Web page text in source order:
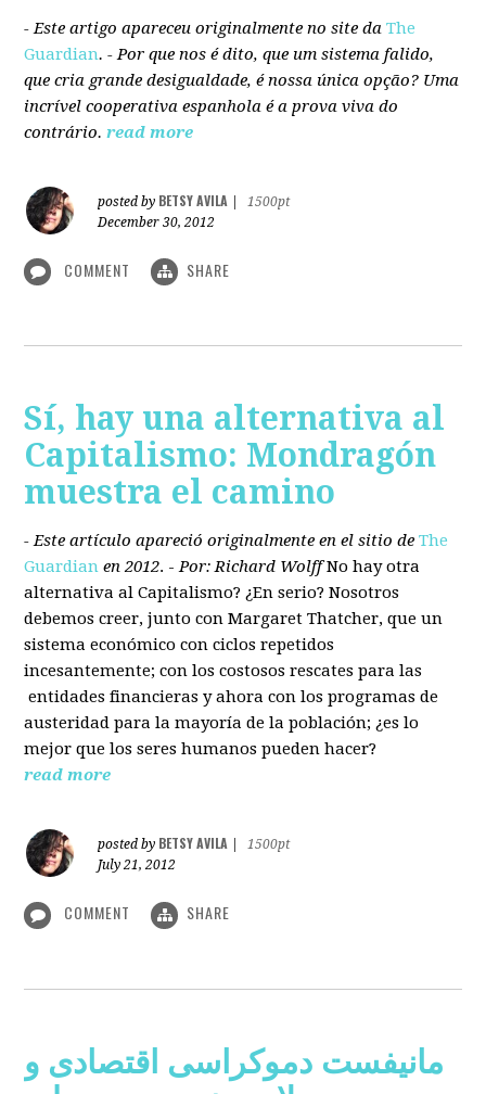
- Este artigo apareceu originalmente no site daThe
Guardian. - Por que nos é dito, que um sistema falido,
que cria grande desigualdade, é nossa única opção? Uma
incrível cooperativa espanhola é a prova viva do
contrário. read more
posted by BETSY AVILA
1500pt
December 30, 2012
COMMENT SHARE
Sí, hay una alternativa al
Capitalismo: Mondragón
muestra el camino
- Este artículo apareció originalmente en el sitio deThe
Guardian en 2012. - Por: Richard Wolff No hay otra
alternativa al Capitalismo? ¿En serio? Nosotros
debemos creer, junto con Margaret Thatcher, que un
sistema económico con ciclos repetidos
incesantemente; con los costosos rescates para las
entidades financieras y ahora con los programas de
austeridad para la mayoría de la población; ¿es lo
mejor que los seres humanos pueden hacer?
read more
posted by BETSY AVILA
1500pt
July 21, 2012
COMMENT SHARE
مانیفست دموکراسی اقتصادی و